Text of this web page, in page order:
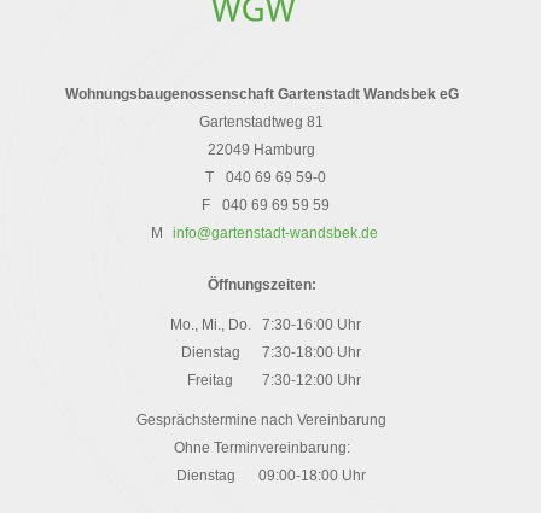
Wohnungsbaugenossenschaft Gartenstadt Wandsbek eG
Gartenstadtweg 81
22049 Hamburg
T
040 69 69 59-0
F
040 69 69 59 59
M
info@gartenstadt-wandsbek.de
Öffnungszeiten:
Mo., Mi., Do.
7:30-16:00 Uhr
Dienstag
7:30-18:00 Uhr
Freitag
7:30-12:00 Uhr
Gesprächstermine nach Vereinbarung
Ohne Terminvereinbarung:
Dienstag
09:00-18:00 Uhr